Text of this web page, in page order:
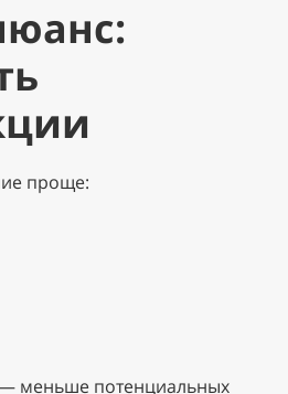
проще:
меньше потенциальных